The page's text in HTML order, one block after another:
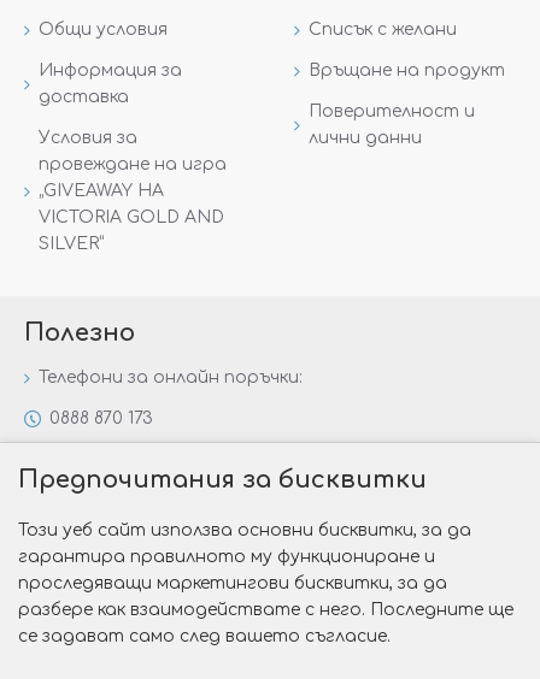
Общи условия
Информация за
доставка
Условия за
провеждане на игра
„GIVEAWAY НА
VICTORIA GOLD AND
SILVER“
Списък с желани
Връщане на продукт
Поверителност и
лични данни
Полезно
Телефони за онлайн поръчки:
0888 870 173
Специални предложения
Защо да изберете Victoria Gold&Silver?
Как да изберем годежен пръстен?
Предпочитания за бисквитки
Този уеб сайт използва основни бисквитки, за да
гарантира правилното му функциониране и
проследяващи маркетингови бисквитки, за да
разбере как взаимодействате с него. Последните ще
се задават само след вашето съгласие.